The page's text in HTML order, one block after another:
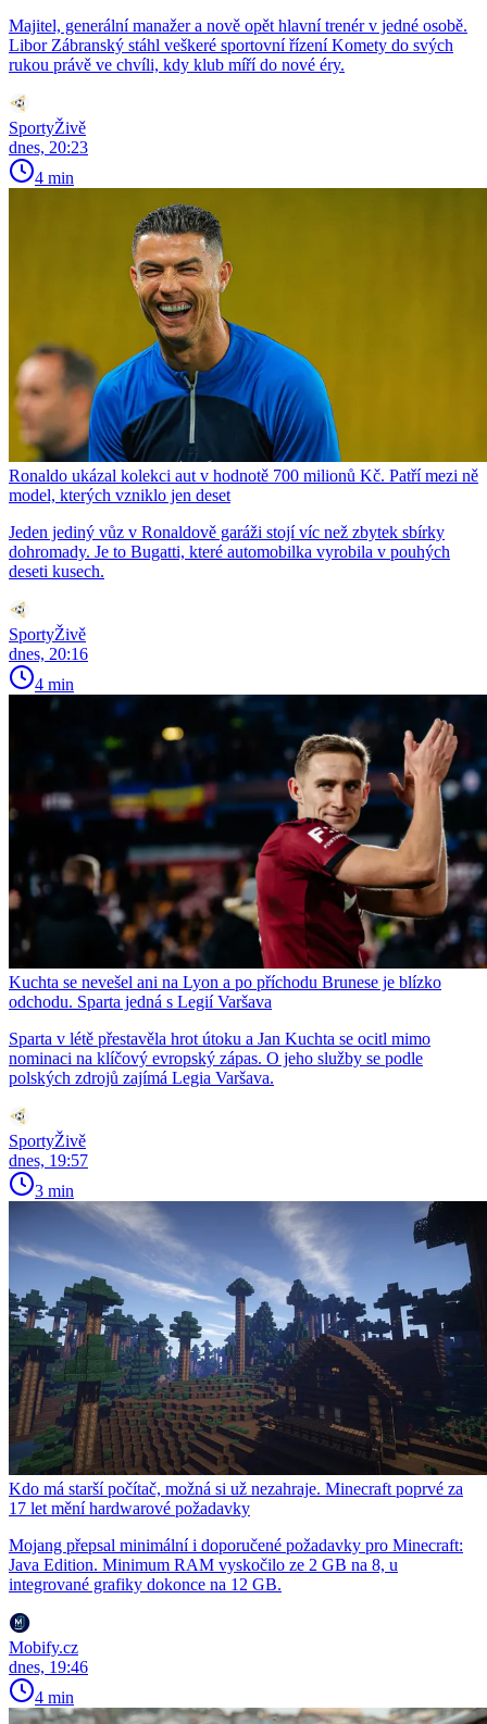
Majitel, generální manažer a nově opět hlavní trenér v jedné osobě.
Libor Zábranský stáhl veškeré sportovní řízení Komety do svých
rukou právě ve chvíli, kdy klub míří do nové éry.
SportyŽivě
dnes, 20:23
4 min
Ronaldo ukázal kolekci aut v hodnotě 700 milionů Kč. Patří mezi ně
model, kterých vzniklo jen deset
Jeden jediný vůz v Ronaldově garáži stojí víc než zbytek sbírky
dohromady. Je to Bugatti, které automobilka vyrobila v pouhých
deseti kusech.
SportyŽivě
dnes, 20:16
4 min
Kuchta se nevešel ani na Lyon a po příchodu Brunese je blízko
odchodu. Sparta jedná s Legií Varšava
Sparta v létě přestavěla hrot útoku a Jan Kuchta se ocitl mimo
nominaci na klíčový evropský zápas. O jeho služby se podle
polských zdrojů zajímá Legia Varšava.
SportyŽivě
dnes, 19:57
3 min
Kdo má starší počítač, možná si už nezahraje. Minecraft poprvé za
17 let mění hardwarové požadavky
Mojang přepsal minimální i doporučené požadavky pro Minecraft:
Java Edition. Minimum RAM vyskočilo ze 2 GB na 8, u
integrované grafiky dokonce na 12 GB.
Mobify.cz
dnes, 19:46
4 min